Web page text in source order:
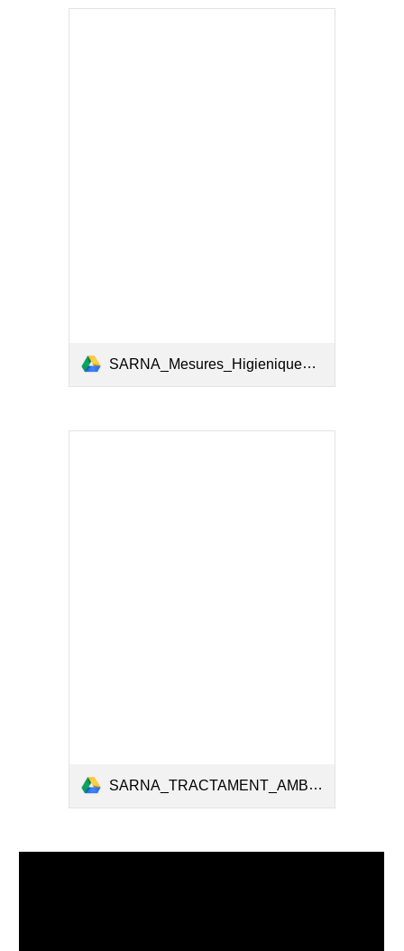
SARNA_Mesures_Higieniques.pdf
SARNA_TRACTAMENT_AMB_PERMETRINA_CAT_(2)-4.pdf